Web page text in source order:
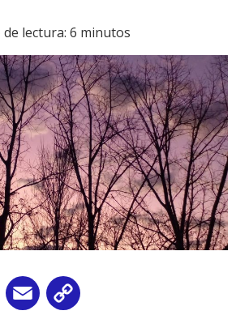
lectura: 6 minutos
WhatsApp
Email